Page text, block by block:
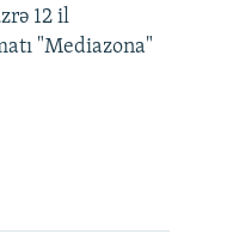
12 il
"Mediazona"